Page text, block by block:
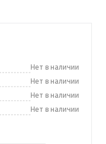
Нет в наличии
Нет в наличии
Нет в наличии
Нет в наличии